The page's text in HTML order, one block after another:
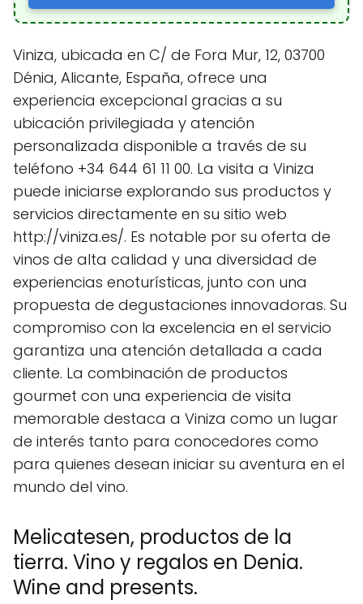
Viniza, ubicada en C/ de Fora Mur, 12, 03700
Dénia, Alicante, España, ofrece una
experiencia excepcional gracias a su
ubicación privilegiada y atención
personalizada disponible a través de su
teléfono +34 644 61 11 00. La visita a Viniza
puede iniciarse explorando sus productos y
servicios directamente en su sitio web
http://viniza.es/. Es notable por su oferta de
vinos de alta calidad y una diversidad de
experiencias enoturísticas, junto con una
propuesta de degustaciones innovadoras. Su
compromiso con la excelencia en el servicio
garantiza una atención detallada a cada
cliente. La combinación de productos
gourmet con una experiencia de visita
memorable destaca a Viniza como un lugar
de interés tanto para conocedores como
para quienes desean iniciar su aventura en el
mundo del vino.
Melicatesen, productos de la
tierra. Vino y regalos en Denia.
Wine and presents.